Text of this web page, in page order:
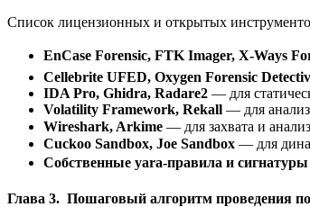
Список лицензионных и открытых
EnCase Forensic, FTK Imager, X-Ways
Cellebrite UFED, Oxygen Forensic
IDA Pro, Ghidra, Radare2 — для
Volatility Framework, Rekall — для
Wireshark, Arkime — для захвата и
Cuckoo Sandbox, Joe Sandbox — для
Собственные yara-правила и сигнатуры
Глава 3. Пошаговый алгоритм проведения